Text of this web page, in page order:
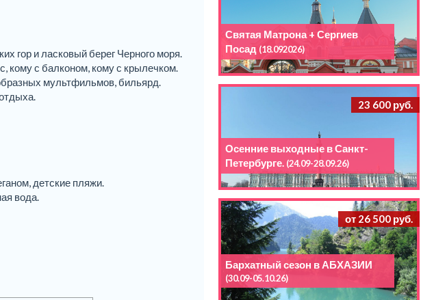
гор и ласковый берег Черного моря.
кому с балконом, кому с крылечком.
мультфильмов, бильярд.
детские пляжи.
вода.
Святая Матрона + Сергиев
Посад (18.092026)
23 600 руб.
Осенние выходные в Санкт-
Петербурге. (24.09-28.09.26)
от 26 500 руб.
Бархатный сезон в АБХАЗИИ
(30.09-05.10.26)